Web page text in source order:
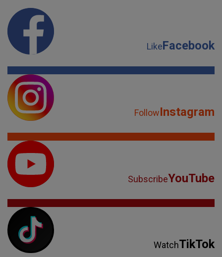
LikeFacebook
FollowInstagram
SubscribeYouTube
WatchTikTok